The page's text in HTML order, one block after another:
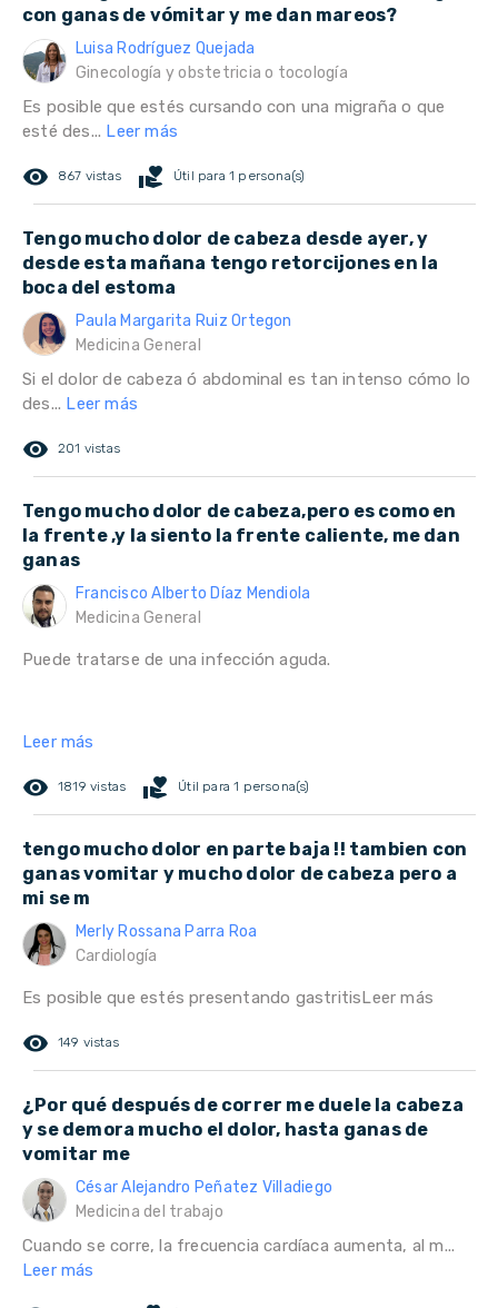
con ganas de vómitar y me dan mareos?
Luisa Rodríguez Quejada
Ginecología y obstetricia o tocología
Es posible que estés cursando con una migraña o que
esté des... Leer más
remove_red_eye 867 vistas volunteer_activism Útil para 1 persona(s)
Tengo mucho dolor de cabeza desde ayer, y
desde esta mañana tengo retorcijones en la
boca del estoma
Paula Margarita Ruiz Ortegon
Medicina General
Si el dolor de cabeza ó abdominal es tan intenso cómo lo
des... Leer más
remove_red_eye 201 vistas
Tengo mucho dolor de cabeza,pero es como en
la frente ,y la siento la frente caliente, me dan
ganas
Francisco Alberto Díaz Mendiola
Medicina General
Puede tratarse de una infección aguda.
Leer más
remove_red_eye 1819 vistas volunteer_activism Útil para 1 persona(s)
tengo mucho dolor en parte baja !! tambien con
ganas vomitar y mucho dolor de cabeza pero a
mi se m
Merly Rossana Parra Roa
Cardiología
Es posible que estés presentando gastritis Leer más
remove_red_eye 149 vistas
¿Por qué después de correr me duele la cabeza
y se demora mucho el dolor, hasta ganas de
vomitar me
César Alejandro Peñatez Villadiego
Medicina del trabajo
Cuando se corre, la frecuencia cardíaca aumenta, al m...
Leer más